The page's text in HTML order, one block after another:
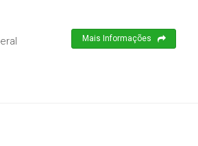
Mais Informações